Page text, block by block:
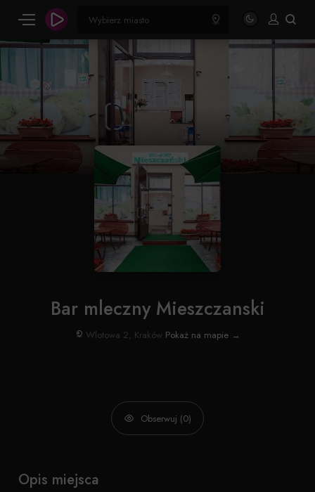
Bar mleczny Mieszczanski
Wlotowa 2, Kraków Pokaż na mapie →
Obserwuj (0)
Opis miejsca